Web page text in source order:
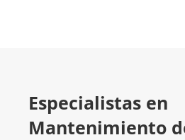
Especialistas en
Mantenimiento